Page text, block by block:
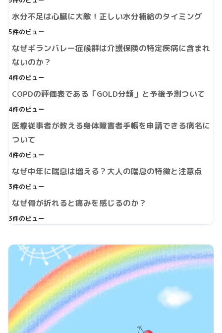
水分不足は心臓に大敵！正しい水分補給のタイミング
5件のビュー
なぜギランバレー症候群は介護保険の特定疾病に含まれ
ないのか？
4件のビュー
COPDの評価表である「GOLD分類」と予後予測ついて
4件のビュー
医療従事者が教える身体障害者手帳を申請できる病名に
ついて
4件のビュー
なぜ中年に喘息は増える？大人の喘息の特徴と注意点
3件のビュー
なぜ骨が折れると痛みを感じるのか？
3件のビュー